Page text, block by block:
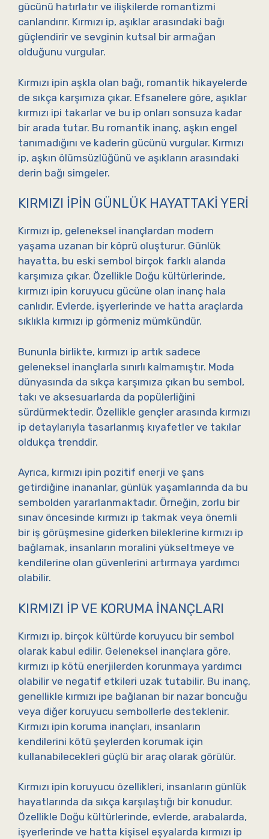
gücünü hatırlatır ve ilişkilerde romantizmi
canlandırır. Kırmızı ip, aşıklar arasındaki bağı
güçlendirir ve sevginin kutsal bir armağan
olduğunu vurgular.
Kırmızı ipin aşkla olan bağı, romantik hikayelerde
de sıkça karşımıza çıkar. Efsanelere göre, aşıklar
kırmızı ipi takarlar ve bu ip onları sonsuza kadar
bir arada tutar. Bu romantik inanç, aşkın engel
tanımadığını ve kaderin gücünü vurgular. Kırmızı
ip, aşkın ölümsüzlüğünü ve aşıkların arasındaki
derin bağı simgeler.
KIRMIZI İPIN GÜNLÜK HAYATTAKI YERI
Kırmızı ip, geleneksel inançlardan modern
yaşama uzanan bir köprü oluşturur. Günlük
hayatta, bu eski sembol birçok farklı alanda
karşımıza çıkar. Özellikle Doğu kültürlerinde,
kırmızı ipin koruyucu gücüne olan inanç hala
canlıdır. Evlerde, işyerlerinde ve hatta araçlarda
sıklıkla kırmızı ip görmeniz mümkündür.
Bununla birlikte, kırmızı ip artık sadece
geleneksel inançlarla sınırlı kalmamıştır. Moda
dünyasında da sıkça karşımıza çıkan bu sembol,
takı ve aksesuarlarda da popülerliğini
sürdürmektedir. Özellikle gençler arasında kırmızı
ip detaylarıyla tasarlanmış kıyafetler ve takılar
oldukça trenddir.
Ayrıca, kırmızı ipin pozitif enerji ve şans
getirdiğine inananlar, günlük yaşamlarında da bu
sembolden yararlanmaktadır. Örneğin, zorlu bir
sınav öncesinde kırmızı ip takmak veya önemli
bir iş görüşmesine giderken bileklerine kırmızı ip
bağlamak, insanların moralini yükseltmeye ve
kendilerine olan güvenlerini artırmaya yardımcı
olabilir.
KIRMIZI İP VE KORUMA İNANÇLARI
Kırmızı ip, birçok kültürde koruyucu bir sembol
olarak kabul edilir. Geleneksel inançlara göre,
kırmızı ip kötü enerjilerden korunmaya yardımcı
olabilir ve negatif etkileri uzak tutabilir. Bu inanç,
genellikle kırmızı ipe bağlanan bir nazar boncuğu
veya diğer koruyucu sembollerle desteklenir.
Kırmızı ipin koruma inançları, insanların
kendilerini kötü şeylerden korumak için
kullanabilecekleri güçlü bir araç olarak görülür.
Kırmızı ipin koruyucu özellikleri, insanların günlük
hayatlarında da sıkça karşılaştığı bir konudur.
Özellikle Doğu kültürlerinde, evlerde, arabalarda,
işyerlerinde ve hatta kişisel eşyalarda kırmızı ip